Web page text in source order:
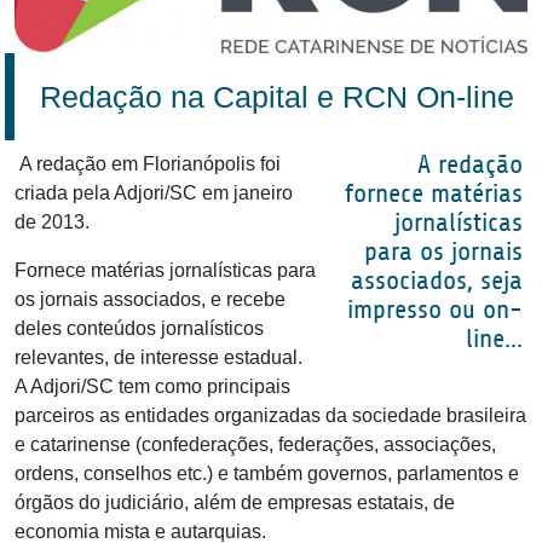
Redação na Capital e RCN On-line
A redação
fornece matérias
jornalísticas
para os jornais
associados, seja
impresso ou on-
line...
A redação em Florianópolis foi
criada pela Adjori/SC em janeiro
de 2013.
Fornece matérias jornalísticas para
os jornais associados, e recebe
deles conteúdos jornalísticos
relevantes, de interesse estadual.
A Adjori/SC tem como principais
parceiros as entidades organizadas da sociedade brasileira
e catarinense (confederações, federações, associações,
ordens, conselhos etc.) e também governos, parlamentos e
órgãos do judiciário, além de empresas estatais, de
economia mista e autarquias.